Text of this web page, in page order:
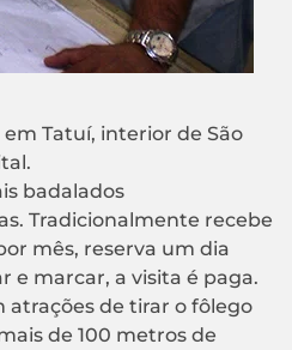
Tatuí, interior de São
badalados
Tradicionalmente recebe
mês, reserva um dia
e marcar, a visita é paga.
atrações de tirar o fôlego
de 100 metros de